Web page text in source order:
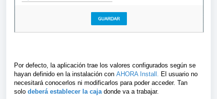
Por defecto, la aplicación trae los valores configurados según se
hayan definido en la instalación con AHORA Install.
El usuario no
necesitará conocerlos ni modificarlos para poder acceder. Tan
solo deberá establecer la caja donde va a trabajar.